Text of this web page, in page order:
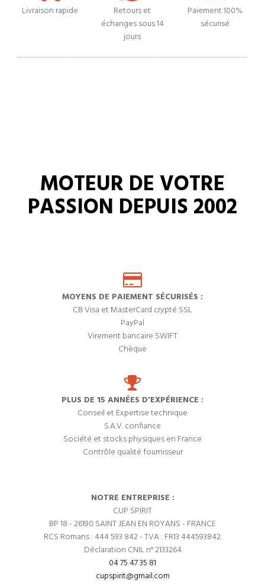
Livraison rapide
Retours et
échanges sous 14
jours
Paiement 100%
sécurisé
MOTEUR DE VOTRE
PASSION DEPUIS 2002
MOYENS DE PAIEMENT SÉCURISÉS :
CB Visa et MasterCard crypté SSL
PayPal
Virement bancaire SWIFT
Chèque
PLUS DE 15 ANNÉES D'EXPÉRIENCE :
Conseil et Expertise technique
S.A.V. confiance
Société et stocks physiques en France
Contrôle qualité fournisseur
NOTRE ENTREPRISE :
CUP SPIRIT
BP 18 - 26190 SAINT JEAN EN ROYANS - FRANCE
RCS Romans : 444 593 842 - TVA : FR13 444593842.
Déclaration CNIL n° 2133264
04 75 47 35 81
cupspirit@gmail.com